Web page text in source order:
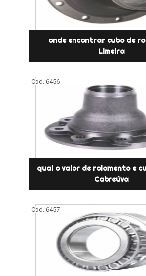
onde encontrar cubo de
Limeira
Cod.:6456
qual o valor de rolamento e
Cabreúva
Cod.:6457